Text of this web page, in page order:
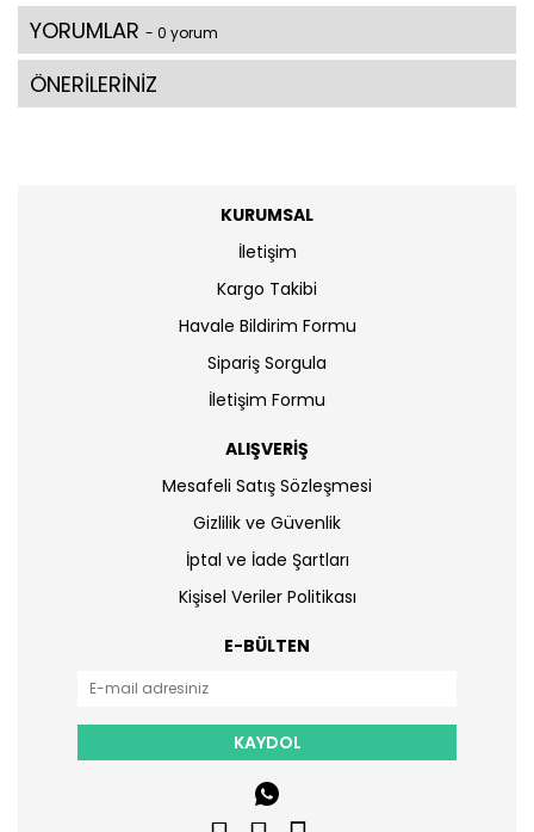
YORUMLAR - 0 yorum
ÖNERİLERİNİZ
KURUMSAL
İletişim
Kargo Takibi
Havale Bildirim Formu
Sipariş Sorgula
İletişim Formu
ALIŞVERİŞ
Mesafeli Satış Sözleşmesi
Gizlilik ve Güvenlik
İptal ve İade Şartları
Kişisel Veriler Politikası
E-BÜLTEN
KAYDOL